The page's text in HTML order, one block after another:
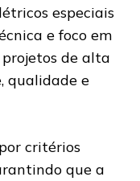
especiais
e foco em
de alta
qualidade e
critérios
que a